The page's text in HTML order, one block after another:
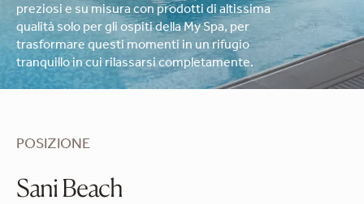
preziosi e su misura con prodotti di altissima
qualità solo per gli ospiti della My Spa, per
trasformare questi momenti in un rifugio
tranquillo in cui rilassarsi completamente.
POSIZIONE
Sani Beach